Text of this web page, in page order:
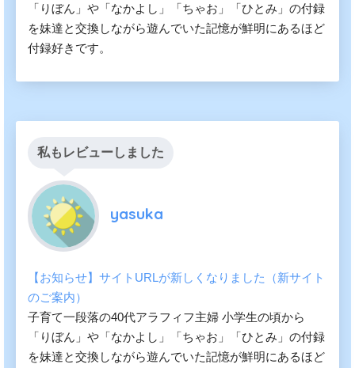
「りぼん」や「なかよし」「ちゃお」「ひとみ」の付録
を妹達と交換しながら遊んでいた記憶が鮮明にあるほど
付録好きです。
私もレビューしました
yasuka
【お知らせ】サイトURLが新しくなりました（新サイト
のご案内）
子育て一段落の40代アラフィフ主婦 小学生の頃から
「りぼん」や「なかよし」「ちゃお」「ひとみ」の付録
を妹達と交換しながら遊んでいた記憶が鮮明にあるほど